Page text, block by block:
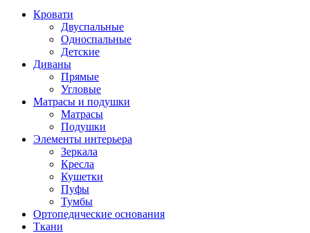
Кровати
Двуспальные
Односпальные
Детские
Диваны
Прямые
Угловые
Матрасы и подушки
Матрасы
Подушки
Элементы интерьера
Зеркала
Кресла
Кушетки
Пуфы
Тумбы
Ортопедические основания
Ткани